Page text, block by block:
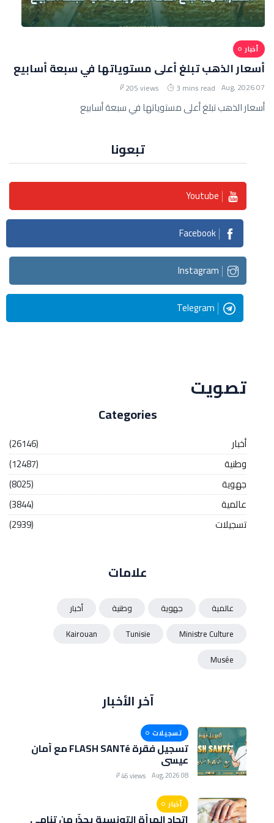
أخبار
أسعار الذهب تبلغ أعلى مستوياتها في سبعة أسابيع
07 Aug, 2026
3 mins read
205 views
أسعار الذهب تبلغ أعلى مستوياتها في سبعة أسابيع
تبعونا
Youtube
Facebook
Instagram
Telegram
تصويت
Categories
أخبار
(26146)
وطنية
(12487)
جهوية
(8025)
عالمية
(3844)
تسجيلات
(2939)
علامات
عالمية جهوية وطنية
أخبار
Ministre Culture
Tunisie
Kairouan
Musée
آخر الأخبار
تسجيلات
تسجيل فقرة FLASH SANTé مع أمان
عيسى
08 Aug, 2026
46 views
أخبار
اتحاد المرأة التونسية يحذّر من تنامي